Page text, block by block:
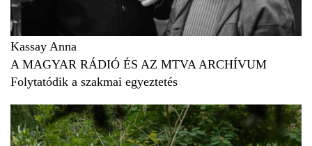
Kassay Anna
A MAGYAR RÁDIÓ ÉS AZ MTVA ARCHÍVUM
Folytatódik a szakmai egyeztetés